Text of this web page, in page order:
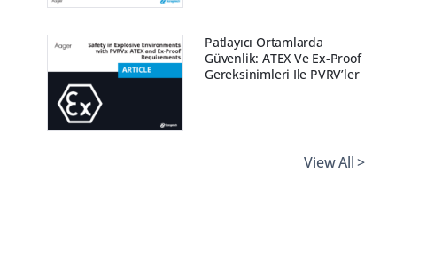
Patlayıcı Ortamlarda
Güvenlik: ATEX Ve Ex-Proof
Gereksinimleri Ile PVRV’ler
View All >